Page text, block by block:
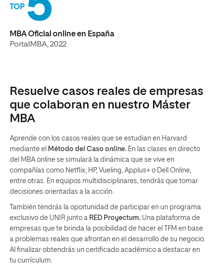
TOP
MBA Oficial online en España
PortalMBA, 2022
Resuelve casos reales de empresas
que colaboran en nuestro Máster
MBA
Aprende con los casos reales que se estudian en Harvard
mediante el Método del Caso online. En las clases en directo
del MBAonline se simulará la dinámica que se vive en
compañías como Netflix, HP, Vueling, Applus+ o Dell Online,
entre otras. En equipos multidisciplinares, tendrás que tomar
decisiones orientadas a la acción.
También tendrás la oportunidad de participar en un programa
exclusivo de UNIR junto a RED Proyectum. Una plataforma de
empresas que te brinda la posibilidad de hacer el TFM en base
a problemas reales que afrontan en el desarrollo de su negocio.
Al finalizar obtendrás un certificado académico a destacar en
tu currículum.